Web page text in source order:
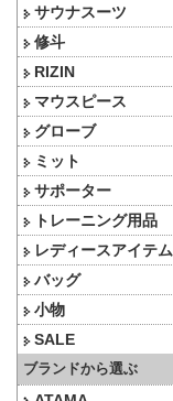
サウナスーツ
修斗
RIZIN
マウスピース
グローブ
ミット
サポーター
トレーニング用品
レディースアイテム
バッグ
小物
SALE
ブランドから選ぶ